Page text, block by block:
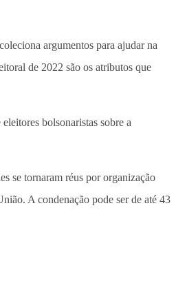
argumentos para ajudar na
de 2022 são os atributos que
bolsonaristas sobre a
se tornaram réus por organização
A condenação pode ser de até 43